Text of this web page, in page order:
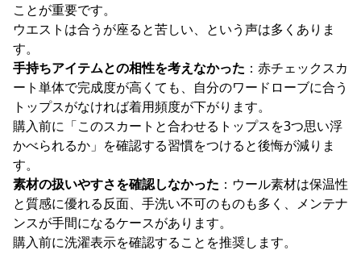
ことが重要です。
ウエストは合うが座ると苦しい、という声は多くありま
す。
手持ちアイテムとの相性を考えなかった ：赤チェックスカ
ート単体で完成度が高くても、自分のワードローブに合う
トップスがなければ着用頻度が下がります。
購入前に「このスカートと合わせるトップスを3つ思い浮
かべられるか」を確認する習慣をつけると後悔が減りま
す。
素材の扱いやすさを確認しなかった ：ウール素材は保温性
と質感に優れる反面、手洗い不可のものも多く、メンテナ
ンスが手間になるケースがあります。
購入前に洗濯表示を確認することを推奨します。